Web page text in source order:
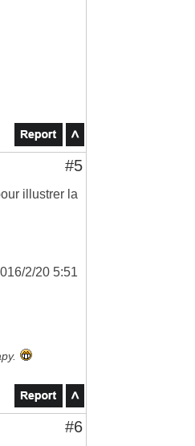
#5
illustrer la
2/20 5:51
#6